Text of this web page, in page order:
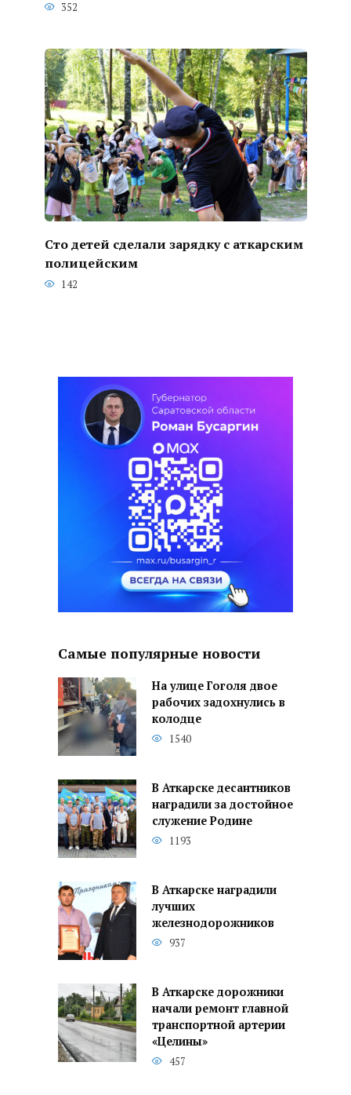
352
Сто детей сделали зарядку с аткарским
полицейским
142
Самые популярные новости
На улице Гоголя двое
рабочих задохнулись в
колодце
1540
В Аткарске десантников
наградили за достойное
служение Родине
1193
В Аткарске наградили
лучших
железнодорожников
937
В Аткарске дорожники
начали ремонт главной
транспортной артерии
«Целины»
457